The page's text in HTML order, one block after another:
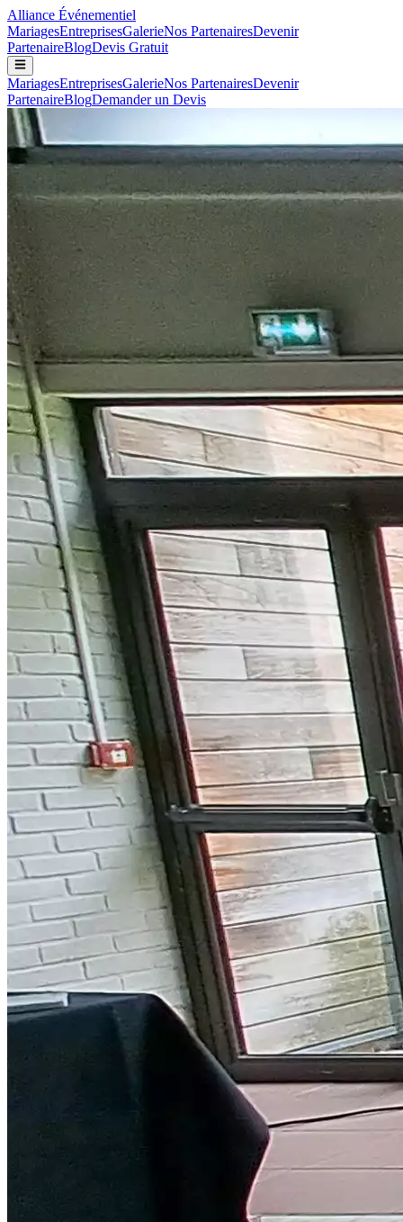
Alliance Événementiel
MariagesEntreprisesGalerieNos PartenairesDevenir
PartenaireBlogDevis Gratuit
MariagesEntreprisesGalerieNos PartenairesDevenir
PartenaireBlogDemander un Devis